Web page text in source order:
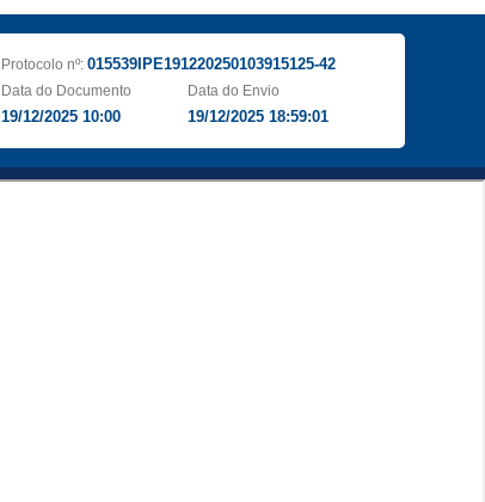
Protocolo nº: 015539IPE191220250103915125-42
Data do Documento
19/12/2025 10:00
Data do Envio
19/12/2025 18:59:01